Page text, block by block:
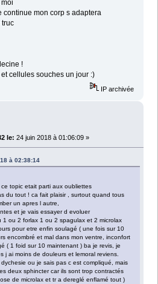
continue mon corp s adaptera
truc
!
cellules souches un jour :)
IP archivée
le: 24 juin 2018 à 01:06:09 »
à 02:38:14
topic etait parti aux oubliettes
du tout ! ca fait plaisir , surtout quand tous
un apres l autre,
et je vais essayer d evoluer
ou 2 forlax 1 ou 2 spagulax et 2 microlax
pour etre enfin soulagé ( une fois sur 10
encombré et mal dans mon ventre, inconfort
( 1 foid sur 10 maintenant ) ba je revis, je
j ai moins de douleurs et lemoral reviens.
ou je sais pas c est compliqué, mais
deux sphincter car ils sont trop contractés
de microlax et tr a dereglé enflamé tout )